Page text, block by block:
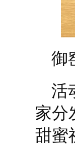
御
活
家分
甜蜜